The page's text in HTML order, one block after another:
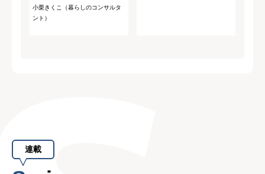
小栗きくこ（暮らしのコンサルタ
ント）
連載